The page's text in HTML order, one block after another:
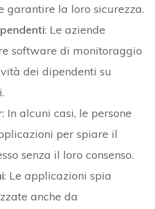
garantire la loro sicurezza.
: Le aziende
software di monitoraggio
dei dipendenti su
: In alcuni casi, le persone
per spiare il
senza il loro consenso.
: Le applicazioni spia
anche da